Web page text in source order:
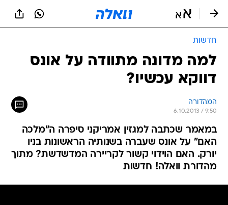
חדשות
למה מדונה מתוודה על אונס
דווקא עכשיו?
המהדורה
6.10.2013 / 9:50
במאמר שכתבה למגזין אמריקני סיפרה ה"מלכה
האם" על אונס שעברה בשנותיה הראשונות בניו
יורק. האם הוידוי קשור לקריירה המדשדשת? מתוך
מהדורת וואלה! חדשות